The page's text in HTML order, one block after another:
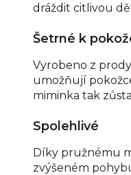
dráždit citlivou
Šetrné k
Vyrobeno z
umožňují
miminka tak
Spolehlivé
Díky pružnému
zvýšeném